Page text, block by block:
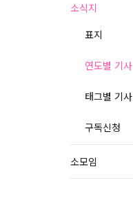
소식지
표지
연도별 기사
태그별 기사
구독신청
소모임